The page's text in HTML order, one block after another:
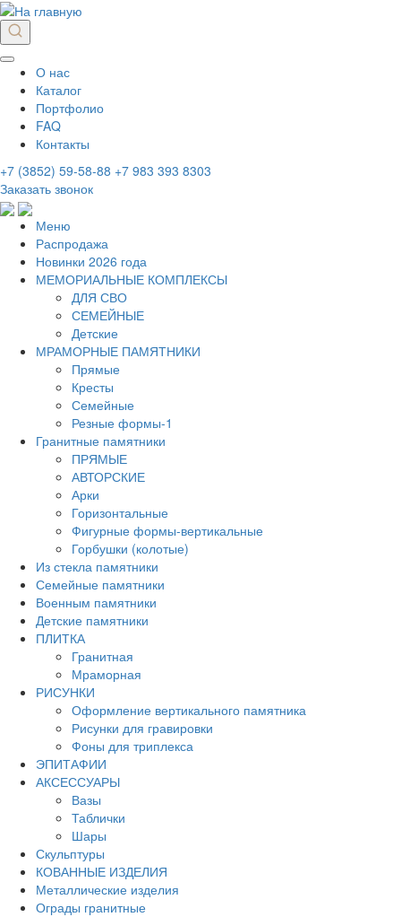
О нас
Каталог
Портфолио
FAQ
Контакты
+7 (3852) 59-58-88 +7 983 393 8303
Заказать звонок
Меню
Распродажа
Новинки 2026 года
МЕМОРИАЛЬНЫЕ КОМПЛЕКСЫ
ДЛЯ СВО
СЕМЕЙНЫЕ
Детские
МРАМОРНЫЕ ПАМЯТНИКИ
Прямые
Кресты
Семейные
Резные формы-1
Гранитные памятники
ПРЯМЫЕ
АВТОРСКИЕ
Арки
Горизонтальные
Фигурные формы-вертикальные
Горбушки (колотые)
Из стекла памятники
Семейные памятники
Военным памятники
Детские памятники
ПЛИТКА
Гранитная
Мраморная
РИСУНКИ
Оформление вертикального памятника
Рисунки для гравировки
Фоны для триплекса
ЭПИТАФИИ
АКСЕССУАРЫ
Вазы
Таблички
Шары
Скульптуры
КОВАННЫЕ ИЗДЕЛИЯ
Металлические изделия
Ограды гранитные